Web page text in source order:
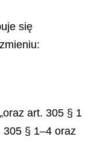
się
art. 305 § 1
305 § 1–4 oraz